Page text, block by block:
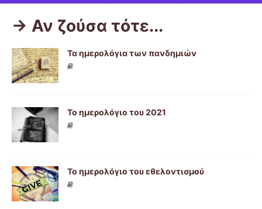
-> Αν ζούσα τότε...
Τα ημερολόγια των πανδημιών
Το ημερολόγιο του 2021
Το ημερολόγιο του εθελοντισμού